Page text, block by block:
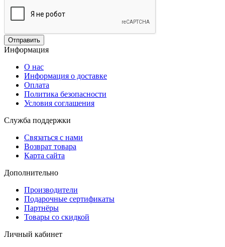
Отправить
Информация
О нас
Информация о доставке
Оплата
Политика безопасности
Условия соглашения
Служба поддержки
Связаться с нами
Возврат товара
Карта сайта
Дополнительно
Производители
Подарочные сертификаты
Партнёры
Товары со скидкой
Личный кабинет